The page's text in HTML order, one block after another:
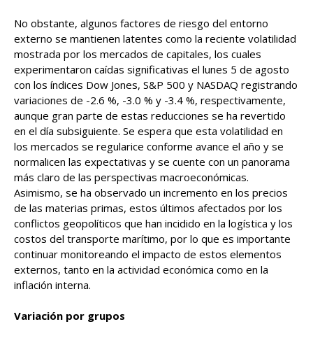
No obstante, algunos factores de riesgo del entorno
externo se mantienen latentes como la reciente volatilidad
mostrada por los mercados de capitales, los cuales
experimentaron caídas significativas el lunes 5 de agosto
con los índices Dow Jones, S&P 500 y NASDAQ registrando
variaciones de -2.6 %, -3.0 % y -3.4 %, respectivamente,
aunque gran parte de estas reducciones se ha revertido
en el día subsiguiente. Se espera que esta volatilidad en
los mercados se regularice conforme avance el año y se
normalicen las expectativas y se cuente con un panorama
más claro de las perspectivas macroeconómicas.
Asimismo, se ha observado un incremento en los precios
de las materias primas, estos últimos afectados por los
conflictos geopolíticos que han incidido en la logística y los
costos del transporte marítimo, por lo que es importante
continuar monitoreando el impacto de estos elementos
externos, tanto en la actividad económica como en la
inflación interna.
Variación por grupos